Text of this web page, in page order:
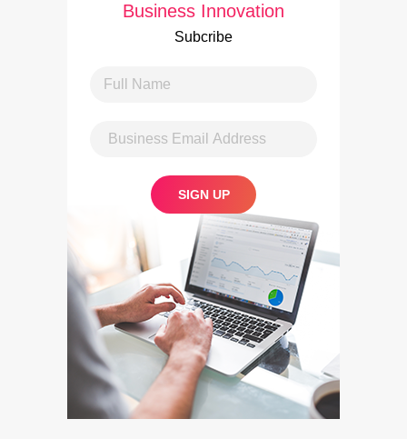
Business Innovation
Subcribe